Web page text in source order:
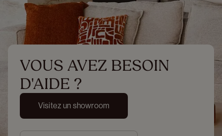
VOUS AVEZ BESOIN
D'AIDE ?
Visitez un showroom